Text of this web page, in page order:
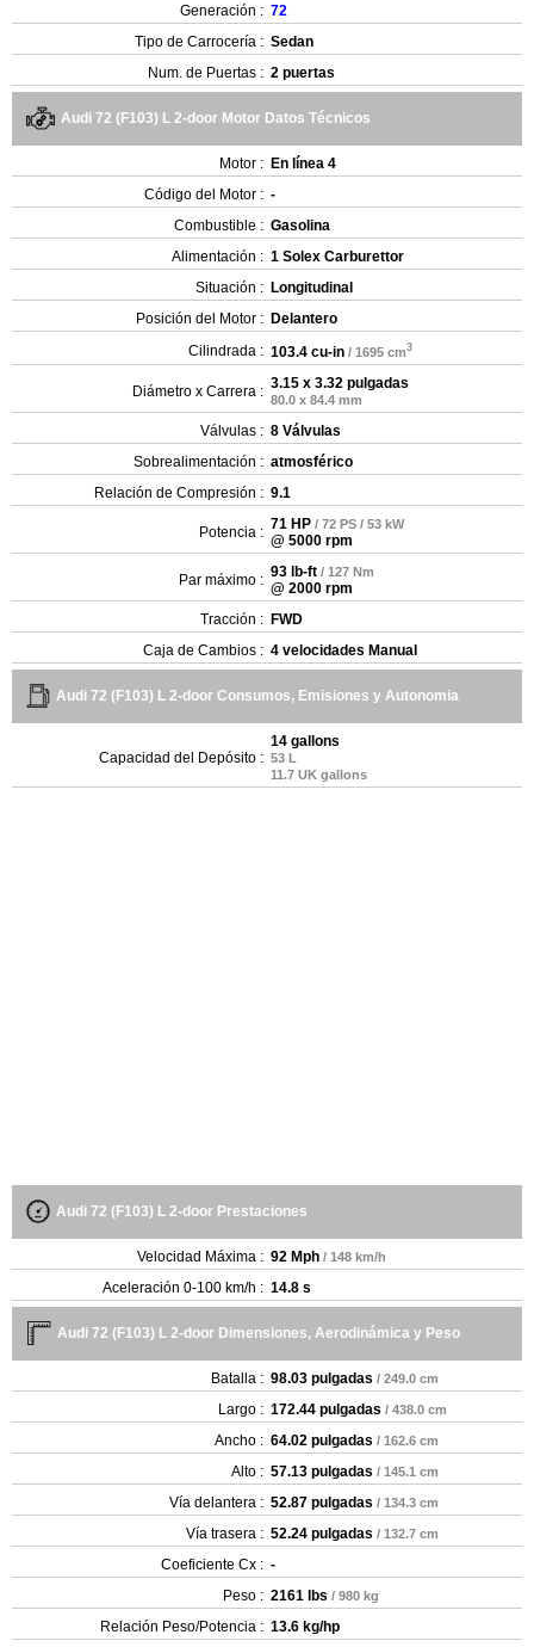
Generación : 72
Tipo de Carrocería : Sedan
Num. de Puertas : 2 puertas
Audi 72 (F103) L 2-door Motor Datos Técnicos
Motor : En línea 4
Código del Motor : -
Combustible : Gasolina
Alimentación : 1 Solex Carburettor
Situación : Longitudinal
Posición del Motor : Delantero
Cilindrada : 103.4 cu-in / 1695 cm3
Diámetro x Carrera : 3.15 x 3.32 pulgadas
80.0 x 84.4 mm
Válvulas : 8 Válvulas
Sobrealimentación : atmosférico
Relación de Compresión : 9.1
Potencia : 71 HP / 72 PS / 53 kW
@ 5000 rpm
Par máximo : 93 lb-ft / 127 Nm
@ 2000 rpm
Tracción : FWD
Caja de Cambios : 4 velocidades Manual
Audi 72 (F103) L 2-door Consumos, Emisiones y Autonomia
Capacidad del Depósito :
14 gallons
53 L
11.7 UK gallons
Audi 72 (F103) L 2-door Prestaciones
Velocidad Máxima : 92 Mph / 148 km/h
Aceleración 0-100 km/h : 14.8 s
Audi 72 (F103) L 2-door Dimensiones, Aerodinámica y Peso
Batalla : 98.03 pulgadas / 249.0 cm
Largo : 172.44 pulgadas / 438.0 cm
Ancho : 64.02 pulgadas / 162.6 cm
Alto : 57.13 pulgadas / 145.1 cm
Vía delantera : 52.87 pulgadas / 134.3 cm
Vía trasera : 52.24 pulgadas / 132.7 cm
Coeficiente Cx : -
Peso : 2161 lbs / 980 kg
Relación Peso/Potencia : 13.6 kg/hp